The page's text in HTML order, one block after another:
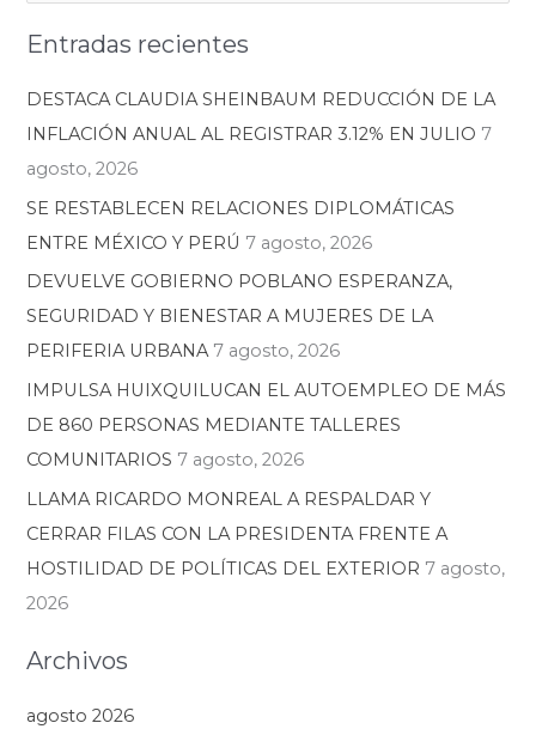
s
Entradas recientes
DESTACA CLAUDIA SHEINBAUM REDUCCIÓN DE LA
INFLACIÓN ANUAL AL REGISTRAR 3.12% EN JULIO 7
agosto, 2026
SE RESTABLECEN RELACIONES DIPLOMÁTICAS
ENTRE MÉXICO Y PERÚ 7 agosto, 2026
DEVUELVE GOBIERNO POBLANO ESPERANZA,
SEGURIDAD Y BIENESTAR A MUJERES DE LA
PERIFERIA URBANA 7 agosto, 2026
IMPULSA HUIXQUILUCAN EL AUTOEMPLEO DE MÁS
DE 860 PERSONAS MEDIANTE TALLERES
COMUNITARIOS 7 agosto, 2026
LLAMA RICARDO MONREAL A RESPALDAR Y
CERRAR FILAS CON LA PRESIDENTA FRENTE A
HOSTILIDAD DE POLÍTICAS DEL EXTERIOR 7 agosto,
2026
Archivos
agosto 2026
g
o
r
í
a
s